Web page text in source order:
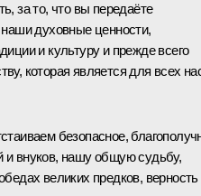
за то, что вы передаёте
духовные ценности,
и культуру и прежде всего
которая является для всех
безопасное,
внуков, нашу общую судьбу,
великих предков, верность